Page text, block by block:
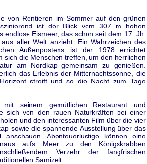
von Rentieren im Sommer auf den grünen
ist der Blick vom 307 m hohen
endlose Eismeer, das schon seit dem 17. Jh.
aller Welt anzieht. Ein Wahrzeichen des
Außenpostens ist der 1978 errichtet
sich die Menschen treffen, um den herrlichen
am Nordkap gemeinsam zu genießen.
das Erlebnis der Mitternachtssonne, die
streift und so die Nacht zum Tage
seinem gemütlichen Restaurant und
sich von den rauen Naturkräften bei einer
und den interessanten Film über die vier
sowie die spannende Ausstellung über das
anschauen. Abenteuerlustige können eine
aufs Meer zu den Königskrabben
Verzehr der fangfrischen
Samizelt.